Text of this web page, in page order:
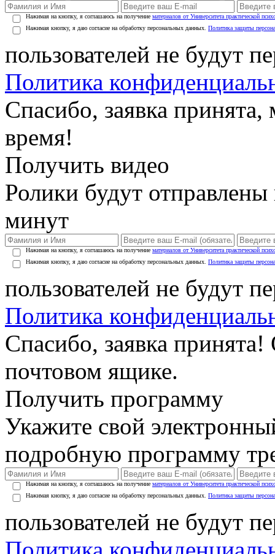
Нажимая на кнопку, я соглашаюсь на получение материалов от Университета практической
Нажимая кнопку, я даю согласие на обработку персональных данных. Политика защиты
пользователей не будут
Политика
Спасибо, заявка
время!
Получить видео
Ролики будут
минут
Нажимая на кнопку, я соглашаюсь на получение материалов от Университета практической
Нажимая кнопку, я даю согласие на обработку персональных данных. Политика защиты
пользователей не будут
Политика
Спасибо, заявка
почтовом ящике.
Получить программу
Укажите свой
подробную программу
Нажимая на кнопку, я соглашаюсь на получение материалов от Университета практической
Нажимая кнопку, я даю согласие на обработку персональных данных. Политика защиты
пользователей не будут